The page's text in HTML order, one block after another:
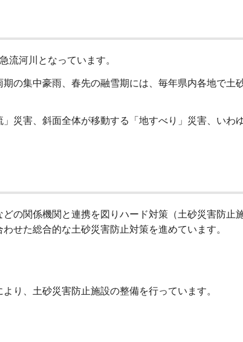
流河川となっています。
の集中豪雨、春先の融雪期には、毎年県内各地で土
災害、斜面全体が移動する「地すべり」災害、いわ
の関係機関と連携を図りハード対策（土砂災害防止
せた総合的な土砂災害防止対策を進めています。
り、土砂災害防止施設の整備を行っています。